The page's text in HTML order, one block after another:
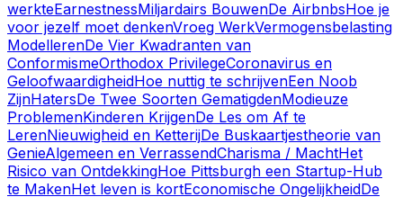
werkteEarnestnessMiljardairs BouwenDe AirbnbsHoe je
voor jezelf moet denkenVroeg WerkVermogensbelasting
ModellerenDe Vier Kwadranten van
ConformismeOrthodox PrivilegeCoronavirus en
GeloofwaardigheidHoe nuttig te schrijvenEen Noob
ZijnHatersDe Twee Soorten GematigdenModieuze
ProblemenKinderen KrijgenDe Les om Af te
LerenNieuwigheid en KetterijDe Buskaartjestheorie van
GenieAlgemeen en VerrassendCharisma / MachtHet
Risico van OntdekkingHoe Pittsburgh een Startup-Hub
te MakenHet leven is kortEconomische OngelijkheidDe